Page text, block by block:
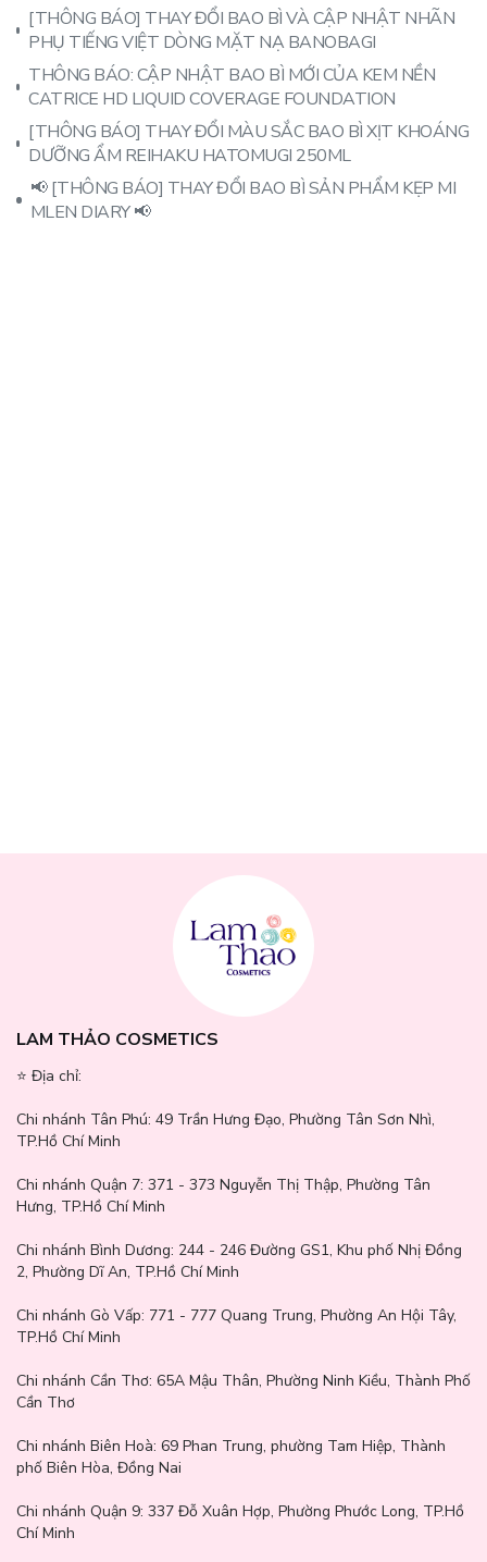
[THÔNG BÁO] THAY ĐỔI BAO BÌ VÀ CẬP NHẬT NHÃN
PHỤ TIẾNG VIỆT DÒNG MẶT NẠ BANOBAGI
THÔNG BÁO: CẬP NHẬT BAO BÌ MỚI CỦA KEM NỀN
CATRICE HD LIQUID COVERAGE FOUNDATION
[THÔNG BÁO] THAY ĐỔI MÀU SẮC BAO BÌ XỊT KHOÁNG
DƯỠNG ẨM REIHAKU HATOMUGI 250ML
📢 [THÔNG BÁO] THAY ĐỔI BAO BÌ SẢN PHẨM KẸP MI
MLEN DIARY 📢
LAM THẢO COSMETICS
⭐️ Địa chỉ:
Chi nhánh Tân Phú: 49 Trần Hưng Đạo, Phường Tân Sơn Nhì,
TP.Hồ Chí Minh
Chi nhánh Quận 7: 371 - 373 Nguyễn Thị Thập, Phường Tân
Hưng, TP.Hồ Chí Minh
Chi nhánh Bình Dương: 244 - 246 Đường GS1, Khu phố Nhị Đồng
2, Phường Dĩ An, TP.Hồ Chí Minh
Chi nhánh Gò Vấp: 771 - 777 Quang Trung, Phường An Hội Tây,
TP.Hồ Chí Minh
Chi nhánh Cần Thơ: 65A Mậu Thân, Phường Ninh Kiều, Thành Phố
Cần Thơ
Chi nhánh Biên Hoà: 69 Phan Trung, phường Tam Hiệp, Thành
phố Biên Hòa, Đồng Nai
Chi nhánh Quận 9: 337 Đỗ Xuân Hợp, Phường Phước Long, TP.Hồ
Chí Minh